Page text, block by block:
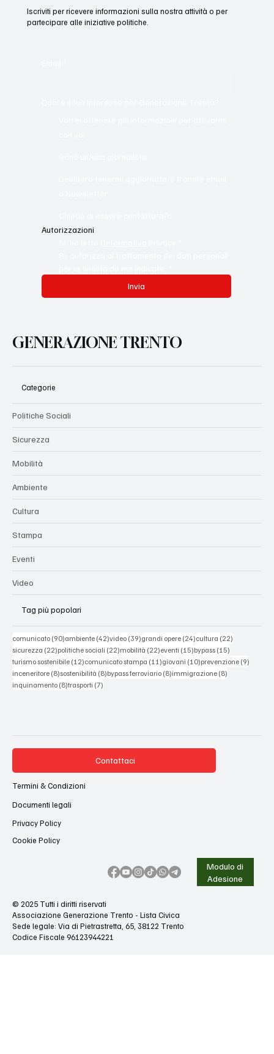
Autorizzazioni
Invia
Iscriviti per ricevere informazioni sulla nostra attività o per
partecipare alle iniziative politiche.
GENERAZIONE TRENTO
Categorie
Politiche Sociali
Sicurezza
Mobilità
Ambiente
Cultura
Stampa
Eventi
Video
Tag più popolari
comunicato (90)90 post
ambiente (42)42 post
video (39)39 post
grandi opere (24)24 post
cultura (22)
sicurezza (22)22 post
politiche sociali (22)22 post
mobilità (22)22 post
eventi (15)15 post
bypass (15)
turismo sostenibile (12)12 post
comunicato stampa (11)11 post
giovani (10)10 post
prevenzione (9)
inceneritore (8)8 post
sostenibilità (8)8 post
bypass ferroviario (8)8 post
immigrazione (8)
inquinamento (8)8 post
trasporti (7)
© 2025 Tutti i diritti riservati
Associazione Generazione Trento - Lista Civica
Sede legale: Via di Pietrastretta, 65, 38122 Trento
Codice Fiscale 96123944221
Contattaci
Termini & Condizioni
Documenti legali
Privacy Policy
Cookie Policy
Modulo di
Adesione